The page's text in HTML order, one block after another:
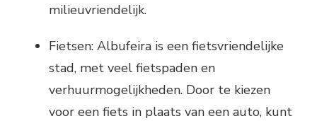
milieuvriendelijk.
Fietsen: Albufeira is een fietsvriendelijke
stad, met veel fietspaden en
verhuurmogelijkheden. Door te kiezen
voor een fiets in plaats van een auto, kunt